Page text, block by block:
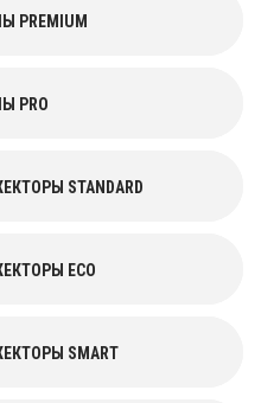
PRO
STANDARD
ECO
SMART